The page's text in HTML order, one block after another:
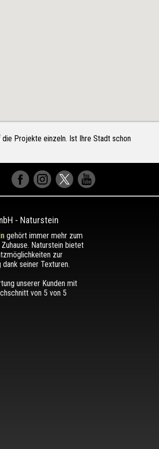
Projekte einzeln. Ist Ihre Stadt schon
- Naturstein
gehört immer mehr zum
Naturstein bietet
zur
dank seiner Texturen.
unserer Kunden mit
von 5 von 5